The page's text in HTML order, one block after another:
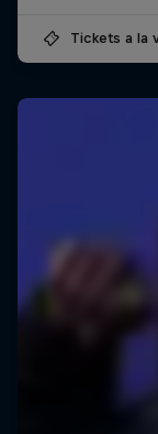
Tickets a la